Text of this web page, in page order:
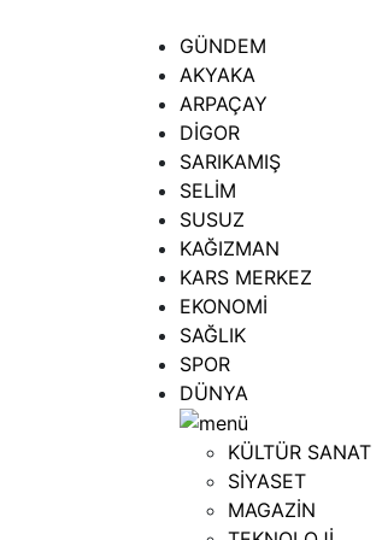
GÜNDEM
AKYAKA
ARPAÇAY
DİGOR
SARIKAMIŞ
SELİM
SUSUZ
KAĞIZMAN
KARS MERKEZ
EKONOMİ
SAĞLIK
SPOR
DÜNYA
KÜLTÜR SANAT
SİYASET
MAGAZİN